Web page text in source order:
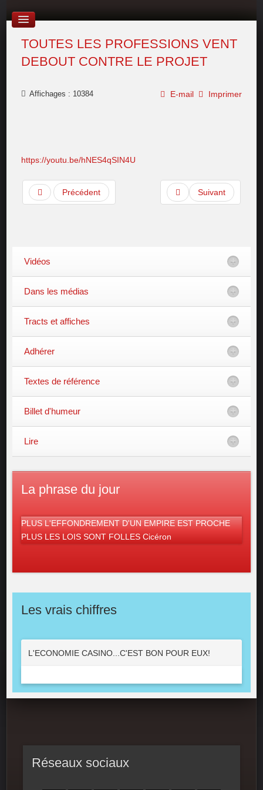
TOUTES LES PROFESSIONS VENT
DEBOUT CONTRE LE PROJET
Imprimer
E-mail
Affichages : 10384
https://youtu.be/hNES4qSIN4U
Précédent Suivant
Vidéos
Dans les médias
Tracts et affiches
Adhérer
Textes de référence
Billet d'humeur
Lire
La phrase du jour
PLUS L'EFFONDREMENT D'UN EMPIRE EST PROCHE
PLUS LES LOIS SONT FOLLES Cicéron
Les vrais chiffres
L'ECONOMIE CASINO...C'EST BON POUR EUX!
Réseaux sociaux